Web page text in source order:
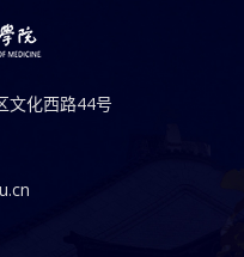
文化西路44号